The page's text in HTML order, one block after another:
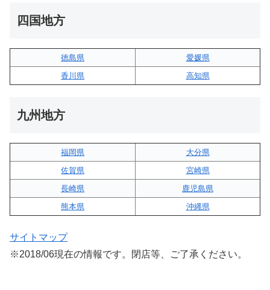
四国地方
徳島県
愛媛県
香川県
高知県
九州地方
福岡県
大分県
佐賀県
宮崎県
長崎県
鹿児島県
熊本県
沖縄県
サイトマップ
※2018/06現在の情報です。閉店等、ご了承ください。